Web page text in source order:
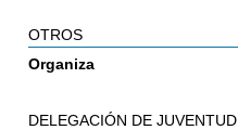
OTROS
Organiza
DELEGACIÓN DE JUVENTUD